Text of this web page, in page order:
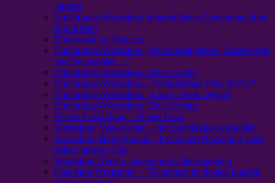
jünger!
Ernährungs-Workshop: Intervallfasten Abnehmen ohne
Jojo-Effekt
Bodywork for Dancers
Ernährungs-Workshop „Nährwertangaben, Zusatzstoffe
und Zutatenliste…“
Ernährungs-Workshop: Clean Eating
Ernährungs-Workshop – “Wunderbare Fette & Öle”
Ernährungs-Workshop: „Low Carb & Vegan“
Ernährungs-Workshop: Clean Eating
Pilates Ausbildung – Pilates Basic
Workshop: Vegan leben – mit Leichtigkeit umstellen
Workshop: Biorhythmus – Essen und Bewegung nach
deiner inneren Uhr
Workshop: Vegan – lecker und alltagstauglich
Coaching-Workshop – “So zähmst du deinen inneren